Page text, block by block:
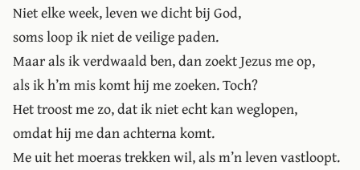
Niet elke week, leven we dicht bij God,
soms loop ik niet de veilige paden.
Maar als ik verdwaald ben, dan zoekt Jezus me op,
als ik h’m mis komt hij me zoeken. Toch?
Het troost me zo, dat ik niet echt kan weglopen,
omdat hij me dan achterna komt.
Me uit het moeras trekken wil, als m’n leven vastloopt.